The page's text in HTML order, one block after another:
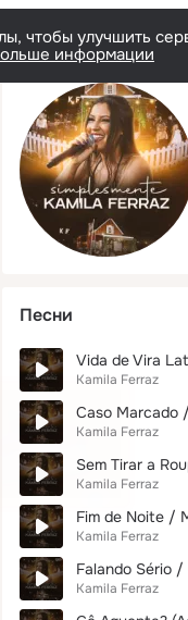
чтобы улучшить
информации
Песни
Vida de Vira
Kamila Ferraz
Caso Marcado
Kamila Ferraz
Sem Tirar a
Kamila Ferraz
Fim de Noite /
Kamila Ferraz
Falando Sério /
Kamila Ferraz